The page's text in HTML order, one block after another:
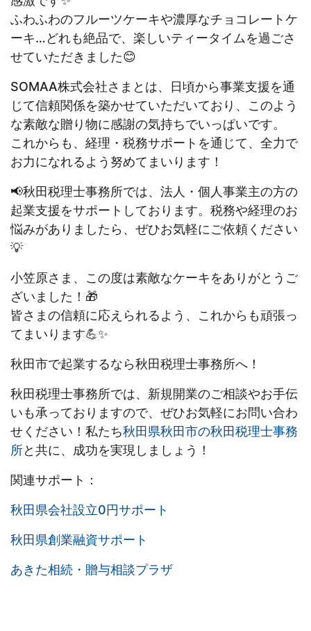
ふわふわのフルーツケーキや濃厚なチョコレートケ
ーキ…どれも絶品で、楽しいティータイムを過ごさ
せていただきました😊
SOMAA株式会社さまとは、日頃から事業支援を通
じて信頼関係を築かせていただいており、このよう
な素敵な贈り物に感謝の気持ちでいっぱいです。
これからも、経理・税務サポートを通じて、全力で
お力になれるよう努めてまいります！
📢秋田税理士事務所では、法人・個人事業主の方の
起業支援をサポートしております。税務や経理のお
悩みがありましたら、ぜひお気軽にご依頼ください
💡
小笠原さま、この度は素敵なケーキをありがとうご
ざいました！🎁
皆さまの信頼に応えられるよう、これからも頑張っ
てまいります💪✨
秋田市で起業するなら秋田税理士事務所へ！
秋田税理士事務所では、新規開業のご相談やお手伝
いも承っておりますので、ぜひお気軽にお問い合わ
せください！私たち秋田県秋田市の秋田税理士事務
所と共に、成功を実現しましょう！
関連サポート：
秋田県会社設立0円サポート
秋田県創業融資サポート
あきた相続・贈与相談プラザ